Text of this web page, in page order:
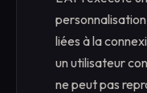
liées à la
un utilisateur
ne peut pas